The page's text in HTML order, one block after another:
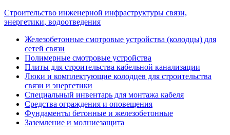
Строительство инженерной инфраструктуры связи,
энергетики, водоотведения
Железобетонные смотровые устройства (колодцы) для
сетей связи
Полимерные смотровые устройства
Плиты для строительства кабельной канализации
Люки и комплектующие колодцев для строительства
связи и энергетики
Специальный инвентарь для монтажа кабеля
Средства ограждения и оповещения
Фундаменты бетонные и железобетонные
Заземление и молниезащита